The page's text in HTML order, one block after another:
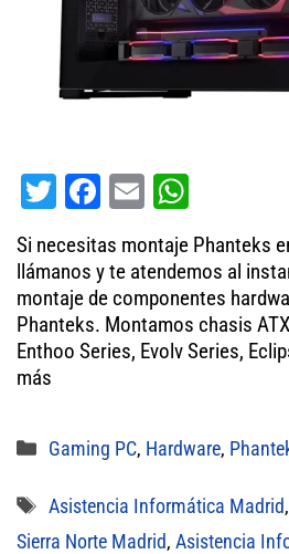
T
tt
er
Fa
bo
ok
E
ail
ha
ts
A
pp
Si necesitas montaje Phanteks
llámanos y te atendemos al
montaje de componentes
Phanteks. Montamos chasis
Enthoo Series, Evolv Series,
más
Categorías
Gaming PC, Hardware,
Etiquetas
Asistencia Informática Madrid,
Sierra Norte Madrid, Asistencia